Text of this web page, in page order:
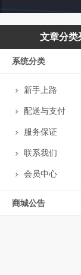
文章分类
系统分类
新手上路
配送与支付
服务保证
联系我们
会员中心
商城公告